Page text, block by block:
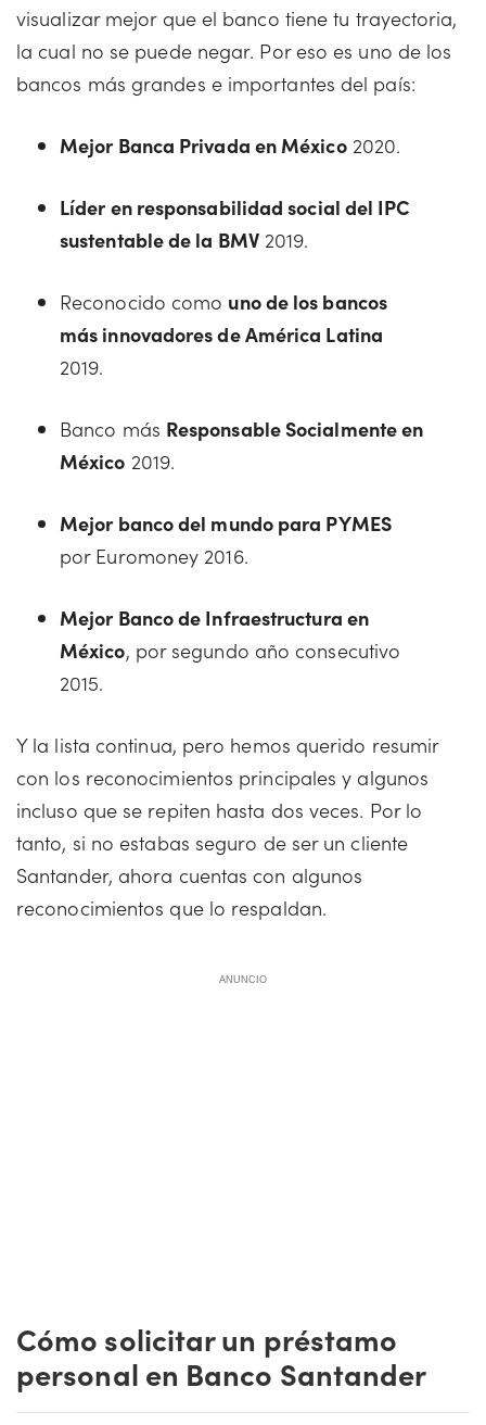
visualizar mejor que el banco tiene tu trayectoria,
la cual no se puede negar. Por eso es uno de los
bancos más grandes e importantes del país:
Mejor Banca Privada en México2020.
Líder en responsabilidad social del IPC
sustentable de la BMV2019.
Reconocido como uno de los bancos
más innovadores de América Latina
2019.
Banco más Responsable Socialmente en
México 2019.
Mejor banco del mundo para PYMES
por Euromoney 2016.
Mejor Banco de Infraestructura en
México, por segundo año consecutivo
2015.
Y la lista continua, pero hemos querido resumir
con los reconocimientos principales y algunos
incluso que se repiten hasta dos veces. Por lo
tanto, si no estabas seguro de ser un cliente
Santander, ahora cuentas con algunos
reconocimientos que lo respaldan.
ANUNCIO
Cómo solicitar un préstamo
personal en Banco Santander